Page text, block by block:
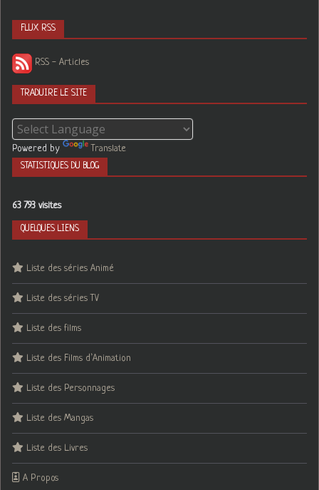
FLUX RSS
RSS - Articles
TRADUIRE LE SITE
Powered by Translate
STATISTIQUES DU BLOG
63 793 visites
QUELQUES LIENS
Liste des séries Animé
Liste des séries TV
Liste des films
Liste des Films d’Animation
Liste des Personnages
Liste des Mangas
Liste des Livres
A Propos